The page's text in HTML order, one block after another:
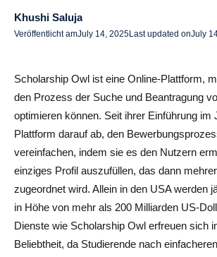
Vergleich mit anderen
Scholarship Owl Kundenfeedback und
Trustpilot-Bewertung
Positives Feedback
Negatives Feedback
Fazit: Ist Scholarship Owl legitim?
Häufig gestellte Fragen: Ist Scholarship
Khushi Saluja
Veröffentlicht amJuly 14, 2025Last updated onJuly
Scholarship Owl ist eine Online-Plattform,
den Prozess der Suche und Beantragung
optimieren können. Seit ihrer Einführung im
Plattform darauf ab, den
vereinfachen, indem sie es den Nutzern
einziges Profil auszufüllen, das dann
zugeordnet wird. Allein in den USA werden
in Höhe von mehr als 200 Milliarden US-
Dienste wie Scholarship Owl erfreuen sich
Beliebtheit, da Studierende nach